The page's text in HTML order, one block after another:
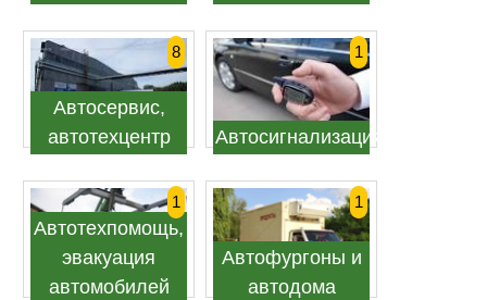
Автосервис,
автотехцентр
8
Автосигнализация
1
Автотехпомощь,
эвакуация
автомобилей
1
Автофургоны и
автодома
1